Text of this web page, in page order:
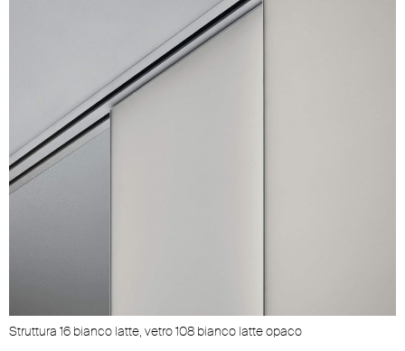
Struttura 16 bianco latte, vetro 108 bianco latte opaco